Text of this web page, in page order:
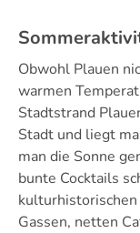
Obwohl Plauen
warmen
Stadtstrand
Stadt und liegt
man die Sonne
bunte Cocktails
Gassen, netten